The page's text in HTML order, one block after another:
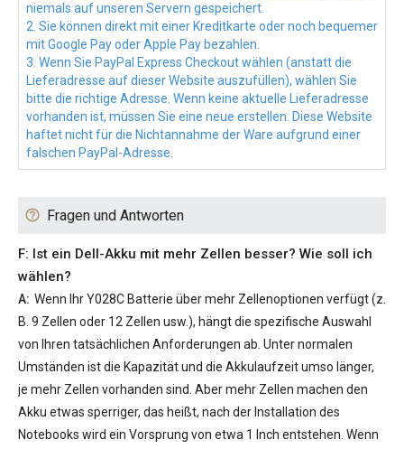
niemals auf unseren Servern gespeichert.
2. Sie können direkt mit einer Kreditkarte oder noch bequemer
mit Google Pay oder Apple Pay bezahlen.
3. Wenn Sie PayPal Express Checkout wählen (anstatt die
Lieferadresse auf dieser Website auszufüllen), wählen Sie
bitte die richtige Adresse. Wenn keine aktuelle Lieferadresse
vorhanden ist, müssen Sie eine neue erstellen. Diese Website
haftet nicht für die Nichtannahme der Ware aufgrund einer
falschen PayPal-Adresse.
Fragen und Antworten
F: Ist ein Dell-Akku mit mehr Zellen besser? Wie soll ich
wählen?
A: Wenn IhrY028C Batterie über mehr Zellenoptionen verfügt (z.
B. 9 Zellen oder 12 Zellen usw.), hängt die spezifische Auswahl
von Ihren tatsächlichen Anforderungen ab. Unter normalen
Umständen ist die Kapazität und die Akkulaufzeit umso länger,
je mehr Zellen vorhanden sind. Aber mehr Zellen machen den
Akku etwas sperriger, das heißt, nach der Installation des
Notebooks wird ein Vorsprung von etwa 1 Inch entstehen. Wenn